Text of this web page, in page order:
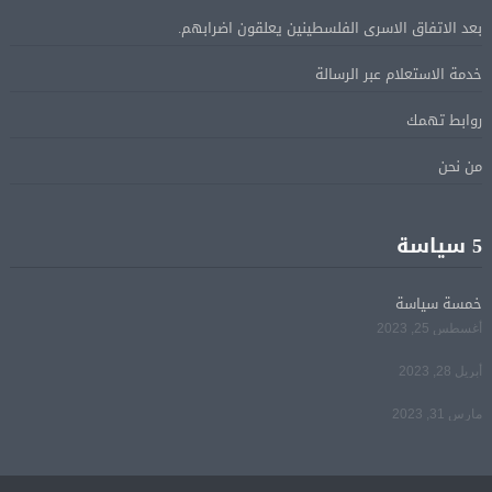
قاسية
الكامل مع اليونان في مواجهة تداعيات حرائق الغابات
الرئيس السيسى يستقبل ملك البحرين فى مطار العلمين
فى زيارة لتعزيز أواصر الأخوة الراسخة بين البلدين
بعد الاتفاق الاسرى الفلسطينين يعلقون اضرابهم.
خدمة الاستعلام عبر الرسالة
روابط تهمك
من نحن
5 سياسة
خمسة سياسة
أغسطس 25, 2023
أبريل 28, 2023
مارس 31, 2023